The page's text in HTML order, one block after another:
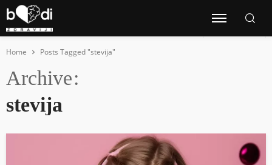
Home Posts Tagged "stevija"
Archive
stevija